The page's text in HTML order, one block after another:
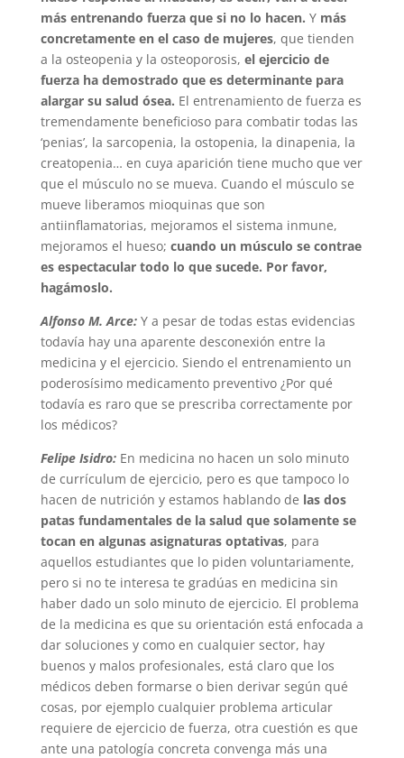
más entrenando fuerza que si no lo hacen. Y más
concretamente en el caso de mujeres, que tienden
a la osteopenia y la osteoporosis, el ejercicio de
fuerza ha demostrado que es determinante para
alargar su salud ósea. El entrenamiento de fuerza es
tremendamente beneficioso para combatir todas las
‘penias’, la sarcopenia, la ostopenia, la dinapenia, la
creatopenia… en cuya aparición tiene mucho que ver
que el músculo no se mueva. Cuando el músculo se
mueve liberamos mioquinas que son
antiinflamatorias, mejoramos el sistema inmune,
mejoramos el hueso; cuando un músculo se contrae
es espectacular todo lo que sucede. Por favor,
hagámoslo.
Alfonso M. Arce: Y a pesar de todas estas evidencias
todavía hay una aparente desconexión entre la
medicina y el ejercicio. Siendo el entrenamiento un
poderosísimo medicamento preventivo ¿Por qué
todavía es raro que se prescriba correctamente por
los médicos?
Felipe Isidro:En medicina no hacen un solo minuto
de currículum de ejercicio, pero es que tampoco lo
hacen de nutrición y estamos hablando de las dos
patas fundamentales de la salud que solamente se
tocan en algunas asignaturas optativas, para
aquellos estudiantes que lo piden voluntariamente,
pero si no te interesa te gradúas en medicina sin
haber dado un solo minuto de ejercicio. El problema
de la medicina es que su orientación está enfocada a
dar soluciones y como en cualquier sector, hay
buenos y malos profesionales, está claro que los
médicos deben formarse o bien derivar según qué
cosas, por ejemplo cualquier problema articular
requiere de ejercicio de fuerza, otra cuestión es que
ante una patología concreta convenga más una